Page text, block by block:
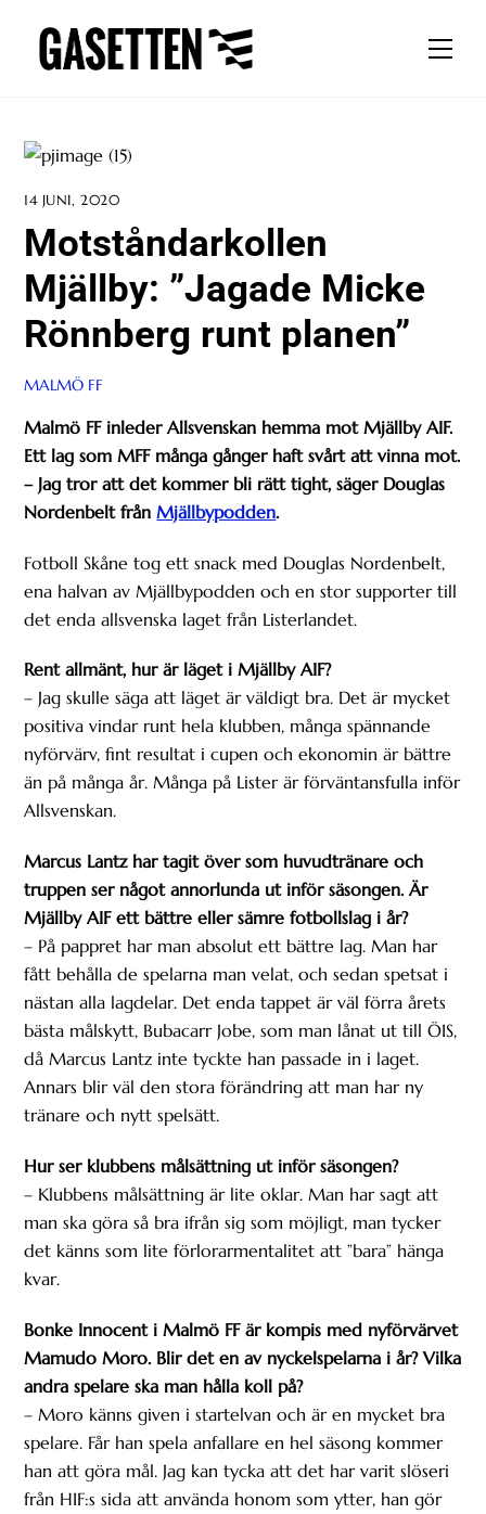
content
14 JUNI, 2020
Motståndarkollen
Mjällby: ”Jagade Micke
Rönnberg runt planen”
MALMÖ FF
Malmö FF inleder Allsvenskan hemma mot Mjällby AIF.
Ett lag som MFF många gånger haft svårt att vinna mot.
– Jag tror att det kommer bli rätt tight, säger Douglas
Nordenbelt från Mjällbypodden.
Fotboll Skåne tog ett snack med Douglas Nordenbelt,
ena halvan av Mjällbypodden och en stor supporter till
det enda allsvenska laget från Listerlandet.
Rent allmänt, hur är läget i Mjällby AIF?
– Jag skulle säga att läget är väldigt bra. Det är mycket
positiva vindar runt hela klubben, många spännande
nyförvärv, fint resultat i cupen och ekonomin är bättre
än på många år. Många på Lister är förväntansfulla inför
Allsvenskan.
Marcus Lantz har tagit över som huvudtränare och
truppen ser något annorlunda ut inför säsongen. Är
Mjällby AIF ett bättre eller sämre fotbollslag i år?
– På pappret har man absolut ett bättre lag. Man har
fått behålla de spelarna man velat, och sedan spetsat i
nästan alla lagdelar. Det enda tappet är väl förra årets
bästa målskytt, Bubacarr Jobe, som man lånat ut till ÖIS,
då Marcus Lantz inte tyckte han passade in i laget.
Annars blir väl den stora förändring att man har ny
tränare och nytt spelsätt.
Hur ser klubbens målsättning ut inför säsongen?
– Klubbens målsättning är lite oklar. Man har sagt att
man ska göra så bra ifrån sig som möjligt, man tycker
det känns som lite förlorarmentalitet att ”bara” hänga
kvar.
Bonke Innocent i Malmö FF är kompis med nyförvärvet
Mamudo Moro. Blir det en av nyckelspelarna i år? Vilka
andra spelare ska man hålla koll på?
– Moro känns given i startelvan och är en mycket bra
spelare. Får han spela anfallare en hel säsong kommer
han att göra mål. Jag kan tycka att det har varit slöseri
från HIF:s sida att använda honom som ytter, han gör